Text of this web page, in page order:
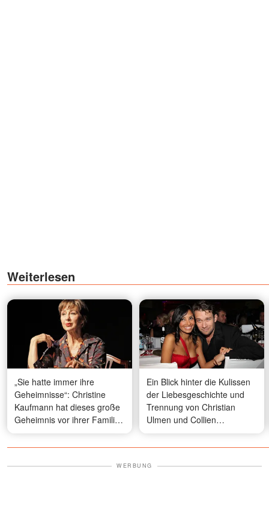
Weiterlesen
„Sie hatte immer ihre
Geheimnisse“: Christine
Kaufmann hat dieses große
Geheimnis vor ihrer Familie
verborgen
Ein Blick hinter die Kulissen
der Liebesgeschichte und
Trennung von Christian
Ulmen und Collien
Fernandes
WERBUNG